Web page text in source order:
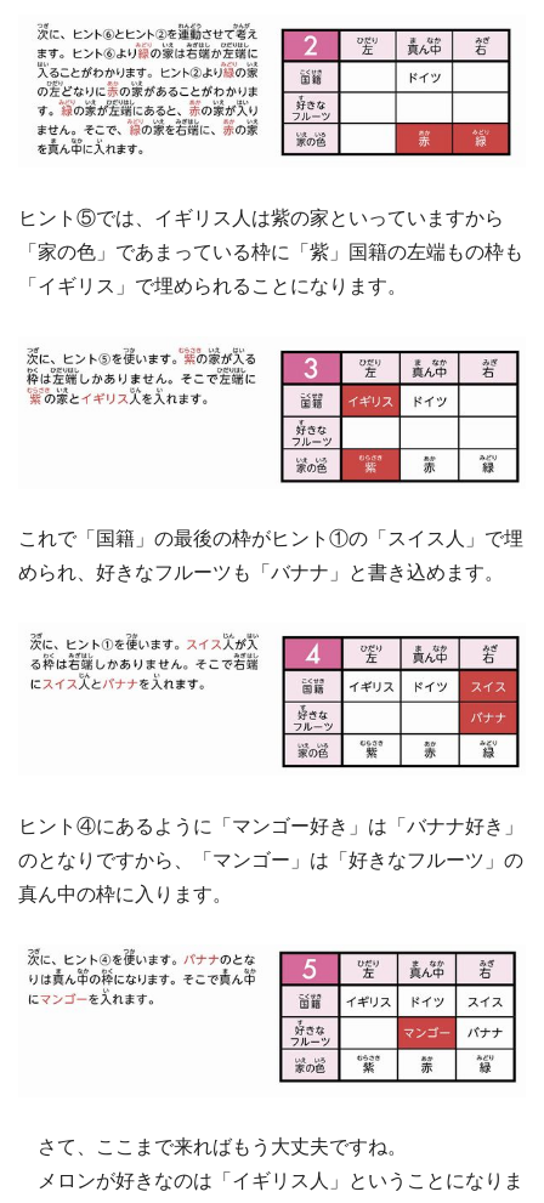
ヒント⑤では、イギリス人は紫の家といっていますから
「家の色」であまっている枠に「紫」国籍の左端もの枠も
「イギリス」で埋められることになります。
これで「国籍」の最後の枠がヒント①の「スイス人」で埋
められ、好きなフルーツも「バナナ」と書き込めます。
ヒント④にあるように「マンゴー好き」は「バナナ好き」
のとなりですから、「マンゴー」は「好きなフルーツ」の
真ん中の枠に入ります。
さて、ここまで来ればもう大丈夫ですね。
メロンが好きなのは「イギリス人」ということになりま